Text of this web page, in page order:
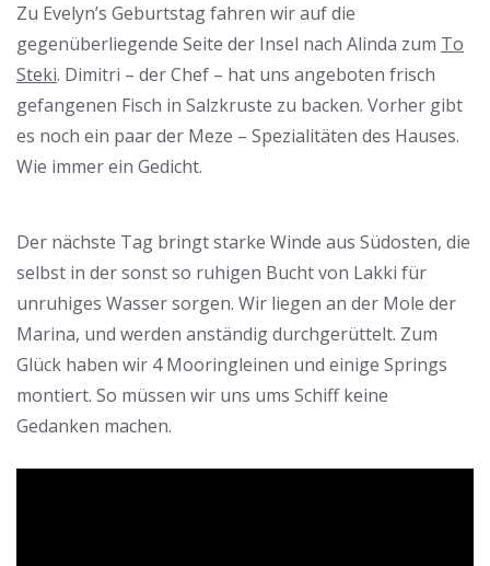
Zu Evelyn’s Geburtstag fahren wir auf die
gegenüberliegende Seite der Insel nach Alinda zum To
Steki. Dimitri – der Chef – hat uns angeboten frisch
gefangenen Fisch in Salzkruste zu backen. Vorher gibt
es noch ein paar der Meze – Spezialitäten des Hauses.
Wie immer ein Gedicht.
Der nächste Tag bringt starke Winde aus Südosten, die
selbst in der sonst so ruhigen Bucht von Lakki für
unruhiges Wasser sorgen. Wir liegen an der Mole der
Marina, und werden anständig durchgerüttelt. Zum
Glück haben wir 4 Mooringleinen und einige Springs
montiert. So müssen wir uns ums Schiff keine
Gedanken machen.